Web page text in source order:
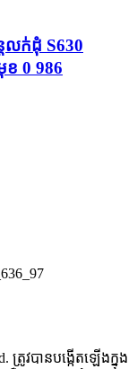
តលក់ដុំ S630
ខ 0 986
រូវបានបង្កើតឡើងក្នុង